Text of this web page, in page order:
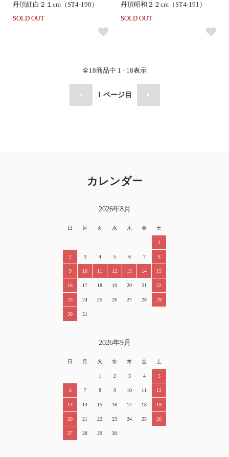
丹頂紅白２１cm（ST4-190）
SOLD OUT
丹頂昭和２２cm（ST4-191）
SOLD OUT
全18商品中 1 - 18表示
1 ページ目
カレンダー
2026年8月
日 月 火 水 木 金 土
1
2 3 4 5 6 7 8
9 10 11 12 13 14 15
16 17 18 19 20 21 22
23 24 25 26 27 28 29
30 31
2026年9月
日 月 火 水 木 金 土
1 2 3 4 5
6 7 8 9 10 11 12
13 14 15 16 17 18 19
20 21 22 23 24 25 26
27 28 29 30